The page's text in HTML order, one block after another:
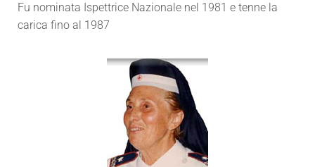
Fu nominata Ispettrice Nazionale nel 1981 e tenne la
carica fino al 1987